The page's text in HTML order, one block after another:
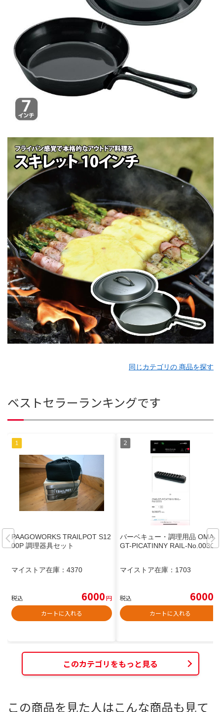
同じカテゴリの 商品を探す
ベストセラーランキングです
PAAGOWORKS TRAILPOT S12
00P 調理器具セット
マイストア在庫： 4370
税込 6000円
カートに入れる
バーベキュー・調理用品 OMA.
GT-PICATINNY RAIL-No.003G
マイストア在庫： 1703
税込 6000
カートに入れる
このカテゴリをもっと見る
この商品を見た人はこんな商品も見て